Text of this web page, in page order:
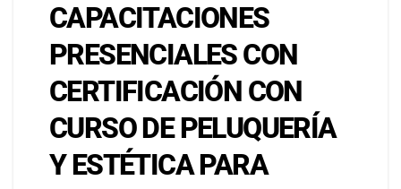
CAPACITACIONES
PRESENCIALES CON
CERTIFICACIÓN CON
CURSO DE PELUQUERÍA
Y ESTÉTICA PARA